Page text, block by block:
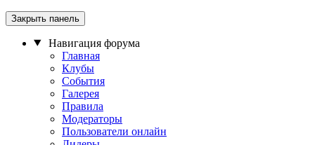
Закрыть панель
Навигация форума
Главная
Клубы
События
Галерея
Правила
Модераторы
Пользователи онлайн